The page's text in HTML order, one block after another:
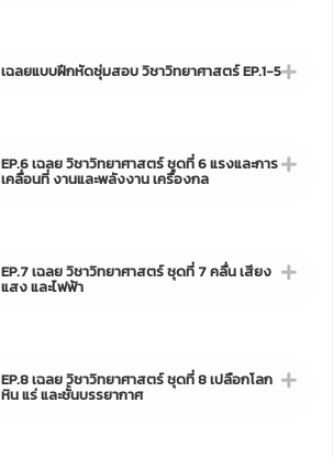
เฉลยแบบฝึกหัดซุ่มสอบ วิชาวิทยาศาสตร์ EP.1-5
EP.6 เฉลย วิชาวิทยาศาสตร์ ชุดที่ 6 แรงและการ
เคลื่อนที่ งานและพลังงาน เครื่องกล
EP.7 เฉลย วิชาวิทยาศาสตร์ ชุดที่ 7 คลื่น เสียง
แสง และไฟฟ้า
EP.8 เฉลย วิชาวิทยาศาสตร์ ชุดที่ 8 เปลือกโลก
หิน แร่ และชั้นบรรยากาศ